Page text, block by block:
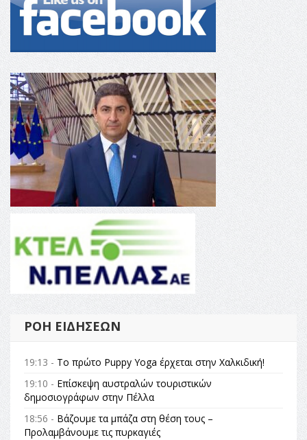
ΡΟΉ ΕΙΔΉΣΕΩΝ
19:13 - Το πρώτο Puppy Yoga έρχεται στην Χαλκιδική!
19:10 - Επίσκεψη αυστραλών τουριστικών
δημοσιογράφων στην Πέλλα
18:56 - Βάζουμε τα μπάζα στη θέση τους –
Προλαμβάνουμε τις πυρκαγιές